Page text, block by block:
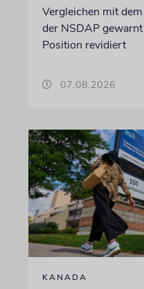
Vergleichen mit
der NSDAP
Position revidiert
07.08.2026
KANADA